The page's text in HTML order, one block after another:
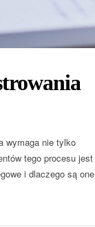
wymaga nie tylko
tego procesu jest
i dlaczego są one